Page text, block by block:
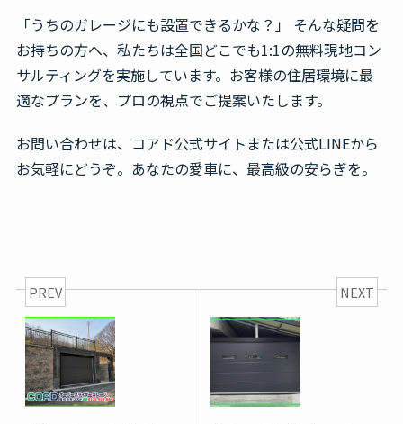
「うちのガレージにも設置できるかな？」
そんな疑問を
お持ちの方へ、私たちは全国どこでも1:1の無料現地コン
サルティングを実施しています。お客様の住居環境に最
適なプランを、プロの視点でご提案いたします。
お問い合わせは、コアド公式サイトまたは公式LINEから
お気軽にどうぞ。あなたの愛車に、最高級の安らぎを。
PREV NEXT